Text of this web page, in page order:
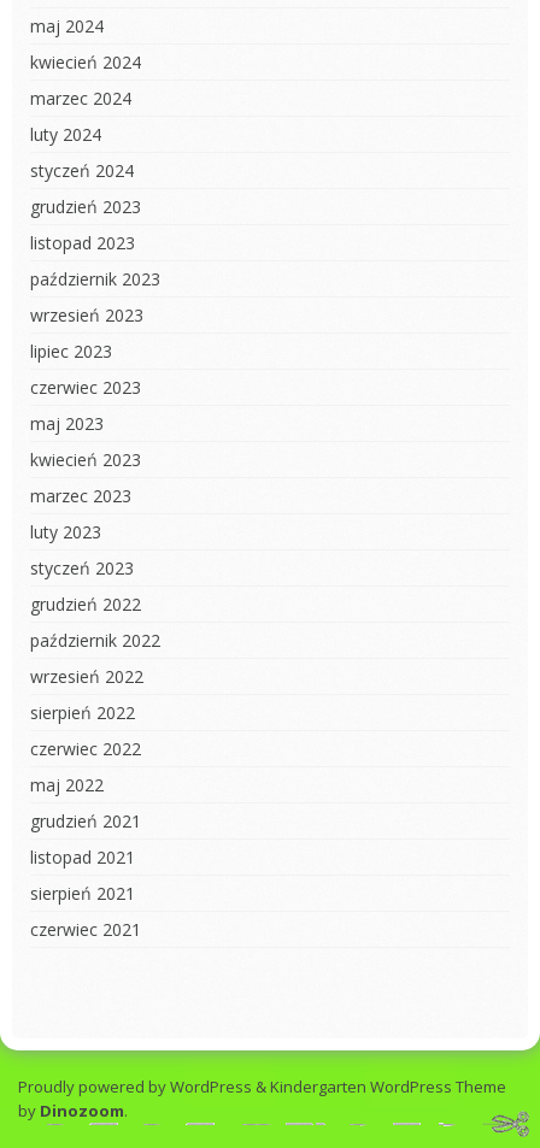
maj 2024
kwiecień 2024
marzec 2024
luty 2024
styczeń 2024
grudzień 2023
listopad 2023
październik 2023
wrzesień 2023
lipiec 2023
czerwiec 2023
maj 2023
kwiecień 2023
marzec 2023
luty 2023
styczeń 2023
grudzień 2022
październik 2022
wrzesień 2022
sierpień 2022
czerwiec 2022
maj 2022
grudzień 2021
listopad 2021
sierpień 2021
czerwiec 2021
Proudly powered by WordPress &Kindergarten WordPress Theme
by Dinozoom.